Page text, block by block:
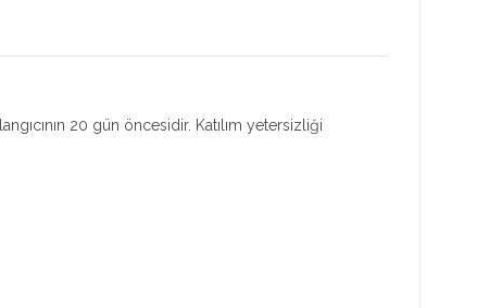
20 gün öncesidir. Katılım yetersizliği